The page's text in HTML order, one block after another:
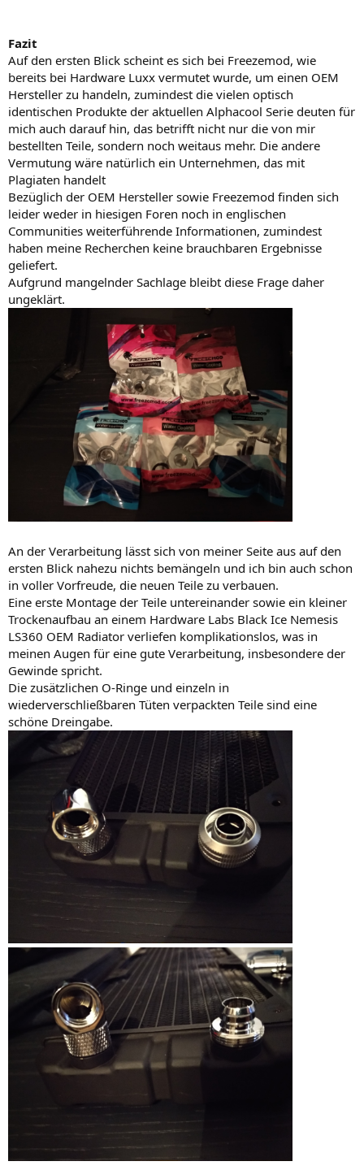
Fazit
Auf den ersten Blick scheint es sich bei Freezemod, wie
bereits bei Hardware Luxx vermutet wurde, um einen OEM
Hersteller zu handeln, zumindest die vielen optisch
identischen Produkte der aktuellen Alphacool Serie deuten für
mich auch darauf hin, das betrifft nicht nur die von mir
bestellten Teile, sondern noch weitaus mehr. Die andere
Vermutung wäre natürlich ein Unternehmen, das mit
Plagiaten handelt
Bezüglich der OEM Hersteller sowie Freezemod finden sich
leider weder in hiesigen Foren noch in englischen
Communities weiterführende Informationen, zumindest
haben meine Recherchen keine brauchbaren Ergebnisse
geliefert.
Aufgrund mangelnder Sachlage bleibt diese Frage daher
ungeklärt.
An der Verarbeitung lässt sich von meiner Seite aus auf den
ersten Blick nahezu nichts bemängeln und ich bin auch schon
in voller Vorfreude, die neuen Teile zu verbauen.
Eine erste Montage der Teile untereinander sowie ein kleiner
Trockenaufbau an einem Hardware Labs Black Ice Nemesis
LS360 OEM Radiator verliefen komplikationslos, was in
meinen Augen für eine gute Verarbeitung, insbesondere der
Gewinde spricht.
Die zusätzlichen O-Ringe und einzeln in
wiederverschließbaren Tüten verpackten Teile sind eine
schöne Dreingabe.